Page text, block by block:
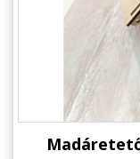
Barátnak/
Party kellékek
Névnapi ajándékok
Vicces ajándékok